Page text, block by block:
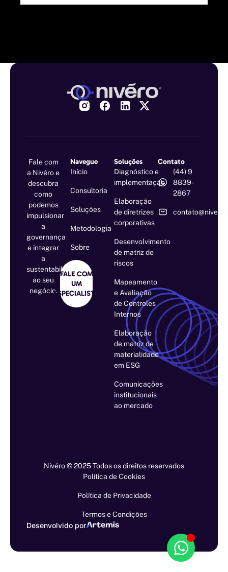
Fale com
a Nivéro e
descubra
como
podemos
impulsionar
a
governança
e integrar
a
sustentabilidade
ao seu
negócio.
FALE COM
UM
ESPECIALISTA
Navegue
Início
Consultoria
Soluções
Metodologia
Sobre
Soluções
Diagnóstico e
implementação
Elaboração
de diretrizes
corporativas
Desenvolvimento
de matriz de
riscos
Mapeamento
e Avaliação
de Controles
Internos
Elaboração
de matriz de
materialidade
em ESG
Comunicações
institucionais
ao mercado
Contato
(44) 9
8839-
2867
Nivéro © 2025 Todos os direitos reservados
Política de Cookies
Política de Privacidade
Termos e Condições
Desenvolvido por